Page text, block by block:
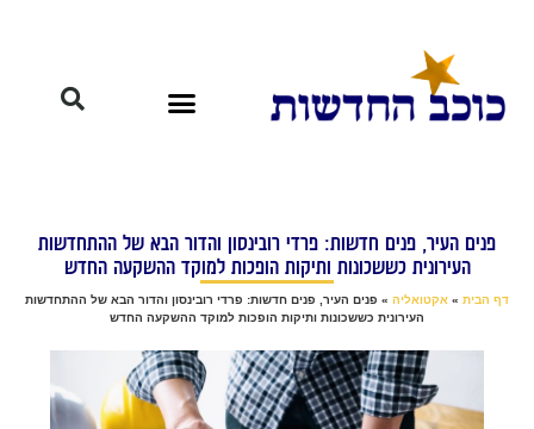
פנים העיר, פנים חדשות: פרדי רובינסון והדור הבא של ההתחדשות
העירונית כששכונות ותיקות הופכות למוקד ההשקעה החדש
דף הבית » אקטואליה » פנים העיר, פנים חדשות: פרדי רובינסון והדור הבא של ההתחדשות
העירונית כששכונות ותיקות הופכות למוקד ההשקעה החדש